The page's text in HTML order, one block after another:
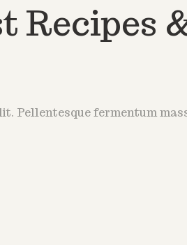
Recipes
Pellentesque fermentum